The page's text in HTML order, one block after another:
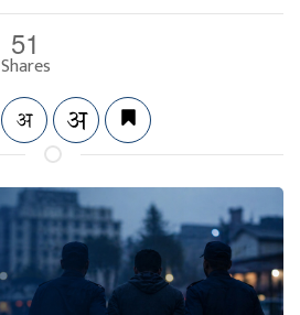
51
Shares